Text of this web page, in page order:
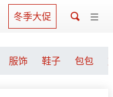
冬季大促
服饰 鞋子 包包